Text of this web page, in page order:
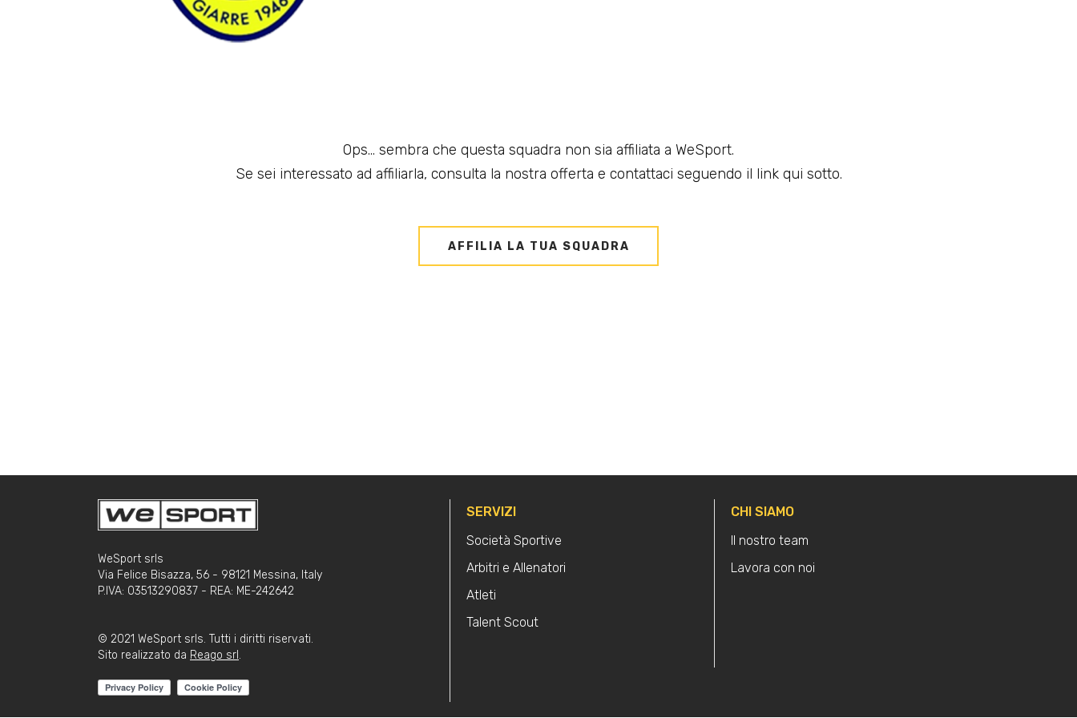
Ops... sembra che questa squadra non sia affiliata a WeSport.
Se sei interessato ad affiliarla, consulta la nostra offerta e contattaci seguendo il link qui sotto.
AFFILIA LA TUA SQUADRA
WeSport srls
Via Felice Bisazza, 56 - 98121 Messina, Italy
P.IVA: 03513290837 - REA: ME-242642
© 2021 WeSport srls. Tutti i diritti riservati.
Sito realizzato da Reago srl .
SERVIZI
Società Sportive
Arbitri e Allenatori
Atleti
Talent Scout
CHI SIAMO
Il nostro team
Lavora con noi